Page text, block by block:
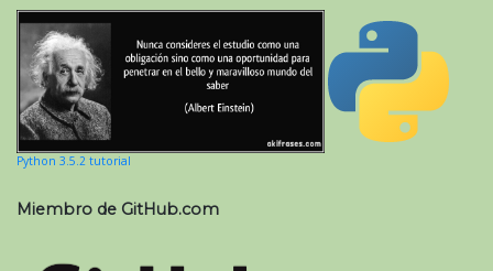
Python 3.5.2 tutorial
Miembro de GitHub.com